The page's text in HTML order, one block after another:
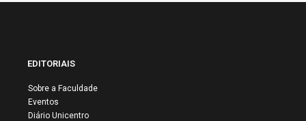
EDITORIAIS
Sobre a Faculdade
Eventos
Diário Unicentro